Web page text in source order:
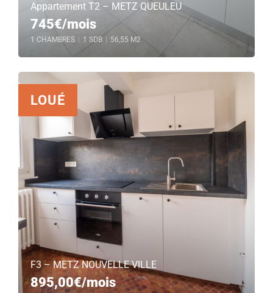
Appartement T2 – METZ QUEULEU
745€/mois
1 CHAMBRES 1 SDB 56,55 M2
LOUÉ
F3 – METZ NOUVELLE VILLE
895,00€/mois